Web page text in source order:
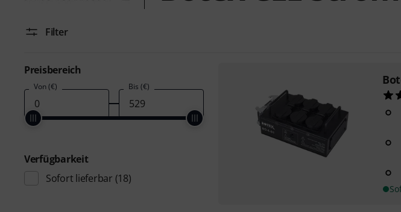
Filter
Preisbereich
Von (€) Bis (€)
Verfügbarkeit
Sofort lieferbar (18)